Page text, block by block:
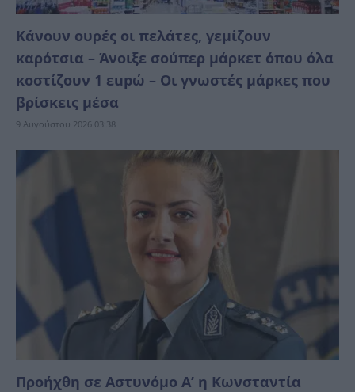
Κάνουν ουρές οι πελάτες, γεμίζουν
καρότσια – Άνοιξε σούπερ μάρκετ όπου όλα
κοστίζουν 1 εupώ – Οι γνωστές μάρκες που
βρίσκεις μέσα
9 Αυγούστου 2026 03:38
Προήχθη σε Αστυνόμο Α’ η Κωνσταντία